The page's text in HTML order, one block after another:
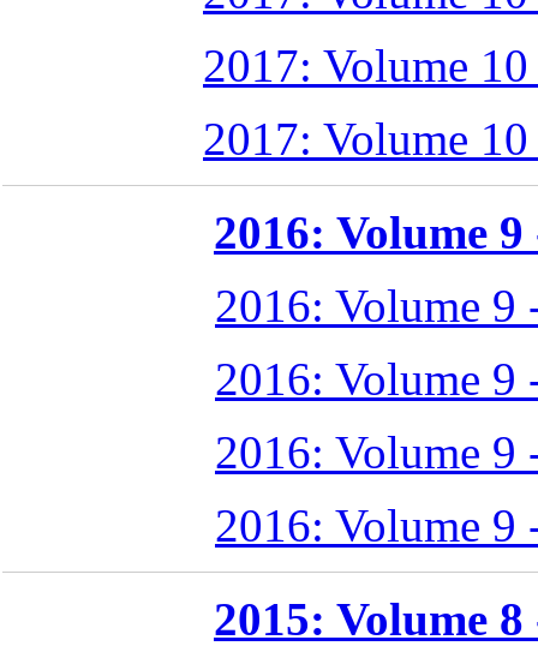
2017: Volume
2017: Volume
2016: Volume 9
2016: Volume 9
2016: Volume 9
2016: Volume 9
2016: Volume 9
2015: Volume 8